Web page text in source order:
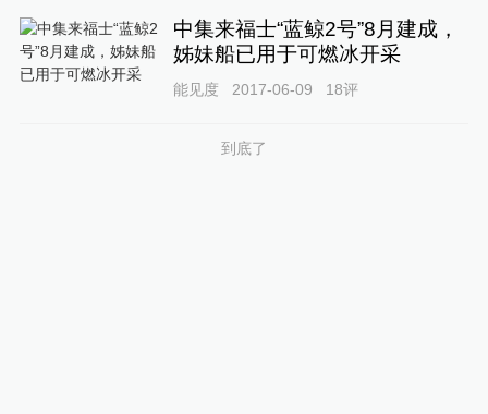
中集来福士“蓝鲸2号”8月建成，
姊妹船已用于可燃冰开采
能见度 2017-06-09 18评
到底了